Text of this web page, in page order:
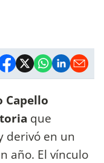
Capello
que
derivó en un
año. El vínculo